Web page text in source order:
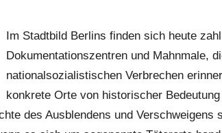
Im Stadtbild Berlins finden sich heute
Dokumentationszentren und Mahnmale,
nationalsozialistischen Verbrechen
konkrete Orte von historischer
des Ausblendens und Verschweigens